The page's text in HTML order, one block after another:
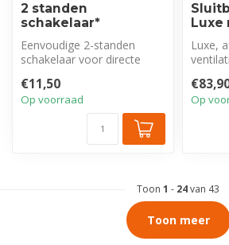
2 standen
schakelaar*
Eenvoudige 2-standen
schakelaar voor directe
uitzetten. ...
€11,50
Op voorraad
Luxe
Luxe,
Op
Toon 1 - 24van 43
Toon meer